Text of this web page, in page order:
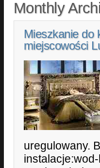
Monthly
Mieszkanie do
miejscowości
uregulowany.